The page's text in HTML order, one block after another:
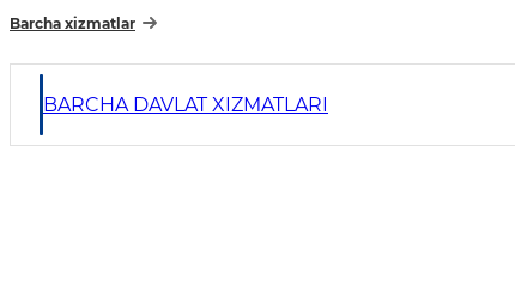
Barcha xizmatlar
BARCHA DAVLAT XIZMATLARI